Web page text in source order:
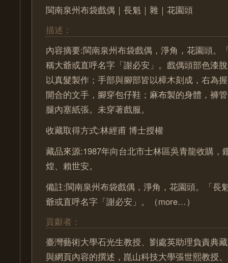
閩南泉州布袋戲偶｜長魁｜雜｜花園頭
描述：
內容摘要:閩南泉州布袋戲偶，淨角，花園頭。
稱大爺或直呼名字「謝必安」。戲偶頭部色漆
以真髮製作；手部與腳部皆以樟木刻成，右為
開合的文手，腳穿包仔鞋；麻布製的身體，褲
腿內塞紙張。未穿著戲服。
收藏取得方式:林經甫 博士授權
藏品來源:1987年向台北市士林區吳青龍收購，
煌、賴世安。
備註:閩南泉州布袋戲偶，淨角，花園頭。「長
爺或直呼名字「謝必安」。（more…）
貢獻者：
臺灣藝術大學石光生教授、劉處英助理負責典
與網頁內容的撰述，崑山科技大學張世熙教授